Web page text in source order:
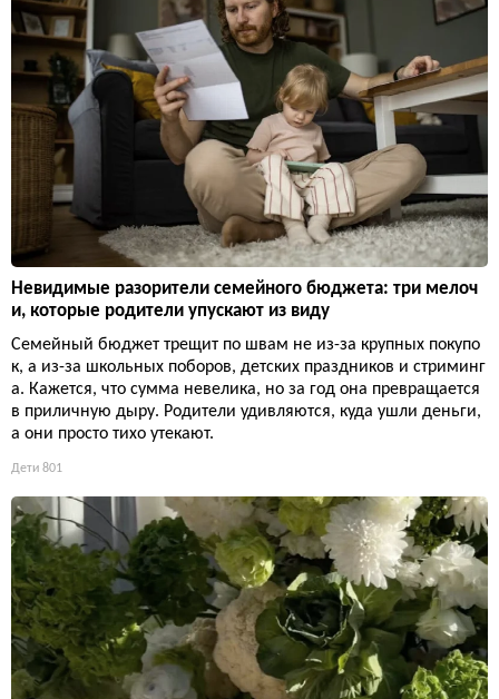
Невидимые разорители семейного бюджета: три мелоч
и, которые родители упускают из виду
Семейный бюджет трещит по швам не из-за крупных покупо
к, а из-за школьных поборов, детских праздников и стриминг
а. Кажется, что сумма невелика, но за год она превращается
в приличную дыру. Родители удивляются, куда ушли деньги,
а они просто тихо утекают.
Дети 801